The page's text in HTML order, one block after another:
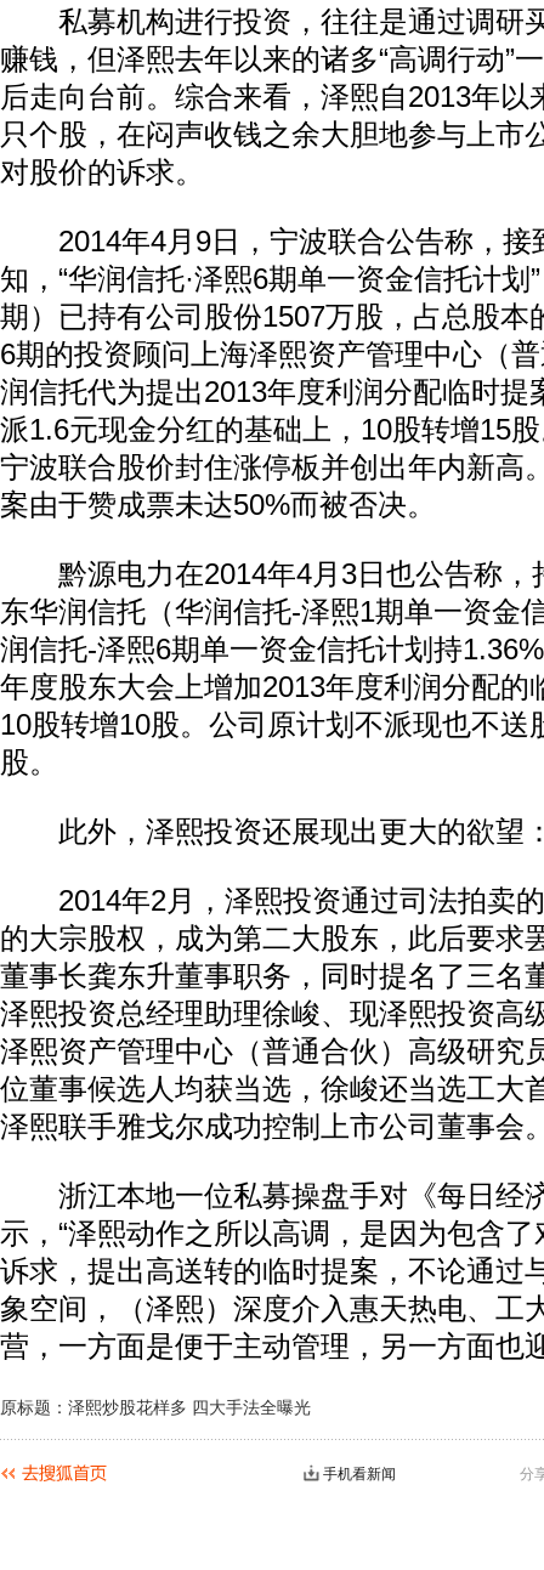
私募机构进行投资，往往是通过调研
赚钱，但泽熙去年以来的诸多“高调行动”
后走向台前。综合来看，泽熙自2013年以
只个股，在闷声收钱之余大胆地参与上市
对股价的诉求。
2014年4月9日，宁波联合公告称，接
知，“华润信托·泽熙6期单一资金信托计划
期）已持有公司股份1507万股，占总股本
6期的投资顾问上海泽熙资产管理中心（
润信托代为提出2013年度利润分配临时提
派1.6元现金分红的基础上，10股转增15
宁波联合股价封住涨停板并创出年内新高
案由于赞成票未达50%而被否决。
黔源电力在2014年4月3日也公告称，
东华润信托（华润信托-泽熙1期单一资金
润信托-泽熙6期单一资金信托计划持
年度股东大会上增加2013年度利润分配的
10股转增10股。公司原计划不派现也不送
股。
此外，泽熙投资还展现出更大的欲望
2014年2月，泽熙投资通过司法拍卖的
的大宗股权，成为第二大股东，此后要求
董事长龚东升董事职务，同时提名了三名
泽熙投资总经理助理徐峻、现泽熙投资高
泽熙资产管理中心（普通合伙）高级研究
位董事候选人均获当选，徐峻还当选工大
泽熙联手雅戈尔成功控制上市公司董事会
浙江本地一位私募操盘手对《每日经
示，“泽熙动作之所以高调，是因为包含
诉求，提出高送转的临时提案，不论通过
象空间，（泽熙）深度介入惠天热电、工
营，一方面是便于主动管理，另一方面也
原标题：泽熙炒股花样多 四大手法全曝光
分
手机看新闻